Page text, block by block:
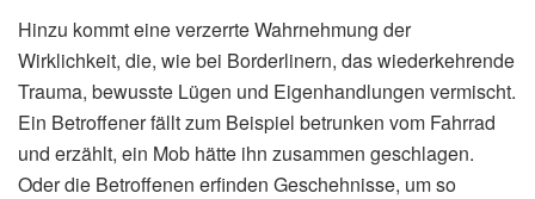
Hinzu kommt eine verzerrte Wahrnehmung der
Wirklichkeit, die, wie bei Borderlinern, das wiederkehrende
Trauma, bewusste Lügen und Eigenhandlungen vermischt.
Ein Betroffener fällt zum Beispiel betrunken vom Fahrrad
und erzählt, ein Mob hätte ihn zusammen geschlagen.
Oder die Betroffenen erfinden Geschehnisse, um so